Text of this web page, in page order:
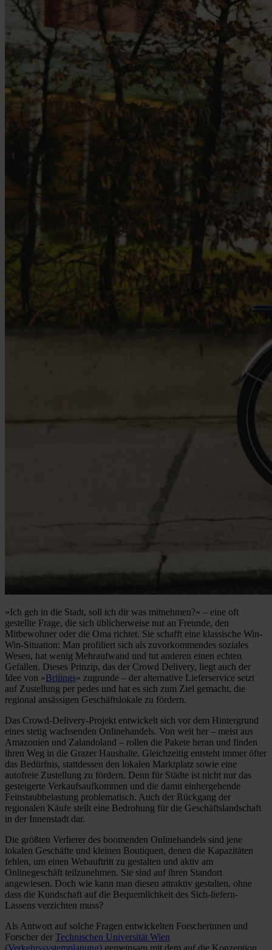
»Ich geh in die Stadt, soll ich dir was mitnehmen?« – eine oft
gestellte Frage, die sich üblicherweise nur an Freunde, den
Mitbewohner oder die Oma richtet. Sie schafft eine klassische Win-
Win-Situation: Man profiliert sich als zuvorkommendes soziales
Wesen, hat wenig Mehraufwand und tut anderen einen echten
Gefallen. Dieses Prinzip, das der Crowd Delivery, liegt auch der
Idee von »Briiings« zugrunde – der alternative Lieferservice setzt
auf Zustellung per pedes und hat es sich zum Ziel gemacht, die
regional ansässigen Geschäftslokale zu fördern.
Das Crowd-Delivery-Projekt entwickelt sich vor dem Hintergrund
eines stetig wachsenden Onlinehandels. Von weit her – meist aus
Amazonien und Zalandoland – rollen die Pakete heran und finden
ihren Weg in die Grazer Haushalte. Gleichzeitig entsteht immer öfter
das Bedürfnis, stattdessen den lokalen Marktplatz sowie eine
autofreie Zustellung zu fördern. Denn für Städte ist nicht nur das
gesteigerte Verkaufsaufkommen und die damit einhergehende
Feinstaubbelastung problematisch. Auch der Rückgang der
regionalen Käufe stellt eine Bedrohung für die Geschäftslandschaft
in der Innenstadt dar.
Die größten Verlierer des boomenden Onlinehandels sind jene
lokalen Geschäfte und kleinen Boutiquen, denen die Kapazitäten
fehlen, um einen Webauftritt zu gestalten und aktiv am
Onlinegeschäft teilzunehmen. Sie sind auf ihren Standort
angewiesen. Doch wie kann man diesen attraktiv gestalten, ohne
dass die Kundschaft auf die Bequemlichkeit des Sich-liefern-
Lassens verzichten muss?
Als Antwort auf solche Fragen entwickelten Forscherinnen und
Forscher der Technischen Universität Wien
(Verkehrssystemplanung) gemeinsam mit dem auf die Konzeption